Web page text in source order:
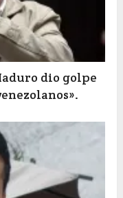
dio golpe